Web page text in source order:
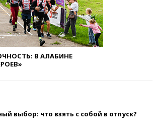
В АЛАБИНЕ
выбор: что взять с собой в отпуск?